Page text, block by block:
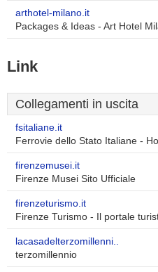
arthotel-milano.it
Packages & Ideas - Art Hotel
Link
Collegamenti in uscita
fsitaliane.it
Ferrovie dello Stato Italiane -
firenzemusei.it
Firenze Musei Sito Ufficiale
firenzeturismo.it
Firenze Turismo - Il portale
lacasadelterzomillenni..
terzomillennio